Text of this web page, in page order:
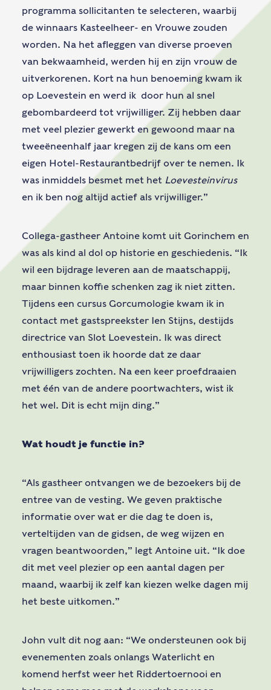
programma sollicitanten te selecteren, waarbij
de winnaars Kasteelheer- en Vrouwe zouden
worden. Na het afleggen van diverse proeven
van bekwaamheid, werden hij en zijn vrouw de
uitverkorenen. Kort na hun benoeming kwam ik
op Loevestein en werd ik door hun al snel
gebombardeerd tot vrijwilliger. Zij hebben daar
met veel plezier gewerkt en gewoond maar na
tweeëneenhalf jaar kregen zij de kans om een
eigen Hotel-Restaurantbedrijf over te nemen. Ik
was inmiddels besmet met het Loevesteinvirus
en ik ben nog altijd actief als vrijwilliger.”
Collega-gastheer Antoine komt uit Gorinchem en
was als kind al dol op historie en geschiedenis. “Ik
wil een bijdrage leveren aan de maatschappij,
maar binnen koffie schenken zag ik niet zitten.
Tijdens een cursus Gorcumologie kwam ik in
contact met gastspreekster Ien Stijns, destijds
directrice van Slot Loevestein. Ik was direct
enthousiast toen ik hoorde dat ze daar
vrijwilligers zochten. Na een keer proefdraaien
met één van de andere poortwachters, wist ik
het wel. Dit is echt mijn ding.”
Wat houdt je functie in?
“Als gastheer ontvangen we de bezoekers bij de
entree van de vesting. We geven praktische
informatie over wat er die dag te doen is,
verteltijden van de gidsen, de weg wijzen en
vragen beantwoorden,” legt Antoine uit. “Ik doe
dit met veel plezier op een aantal dagen per
maand, waarbij ik zelf kan kiezen welke dagen mij
het beste uitkomen.”
John vult dit nog aan: “We ondersteunen ook bij
evenementen zoals onlangs Waterlicht en
komend herfst weer het Riddertoernooi en